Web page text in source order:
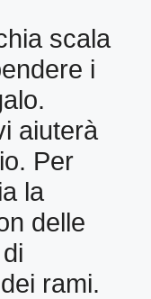
scala
i
aiuterà
Per
la
delle
rami.